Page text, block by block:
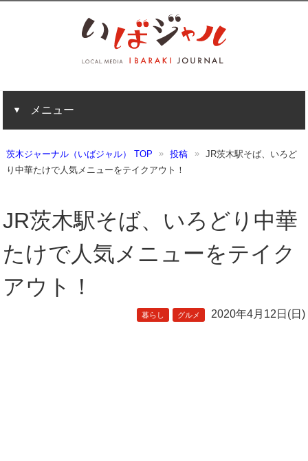
メニュー
茨木ジャーナル（いばジャル） TOP 投稿
JR茨木駅そば、いろど
り中華たけで人気メニューをテイクアウト！
JR茨木駅そば、いろどり中華
たけで人気メニューをテイク
アウト！
暮らし グルメ 2020年4月12日(日)